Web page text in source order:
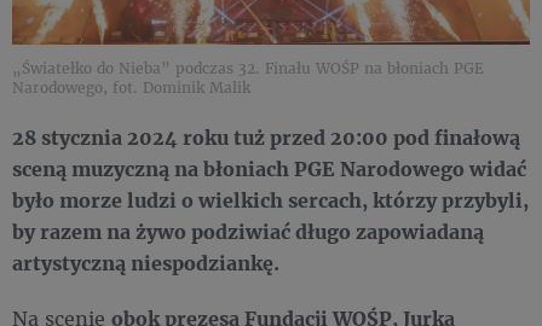
„Światełko do Nieba” podczas 32. Finału WOŚP na błoniach PGE
Narodowego, fot. Dominik Malik
28 stycznia 2024 roku tuż przed 20:00 pod finałową
sceną muzyczną na błoniach PGE Narodowego widać
było morze ludzi o wielkich sercach, którzy przybyli,
by razem na żywo podziwiać długo zapowiadaną
artystyczną niespodziankę.
Na scenie obok prezesa Fundacji WOŚP, Jurka